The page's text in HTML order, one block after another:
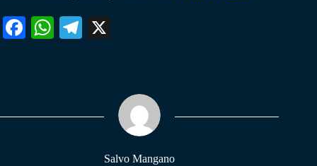
Fa W
pp
Te
m
Salvo Mangano